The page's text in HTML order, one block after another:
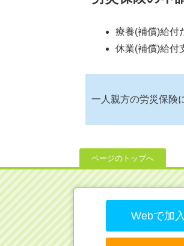
療養(補償)給付
休業(補償)給付
一人親方の労災保険
ページのトップへ
Webで加